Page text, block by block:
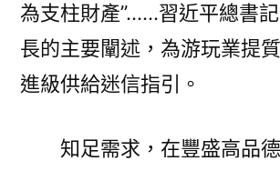
為支柱財產”……習近平總書
長的主要闡述，為游玩業提
進級供給迷信指引。
知足需求，在豐盛高品